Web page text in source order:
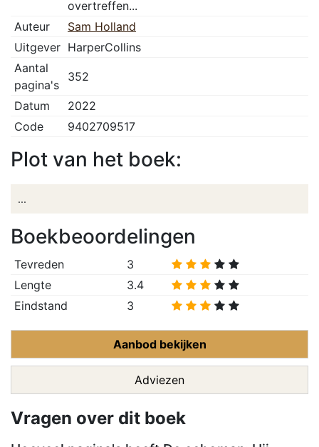
overtreffen...
Auteur
Sam Holland
Uitgever HarperCollins
Aantal
pagina's
352
Datum
2022
Code
9402709517
Plot van het boek:
...
Boekbeoordelingen
Tevreden
3
Lengte
3.4
Eindstand
3
Aanbod bekijken
Adviezen
Vragen over dit boek